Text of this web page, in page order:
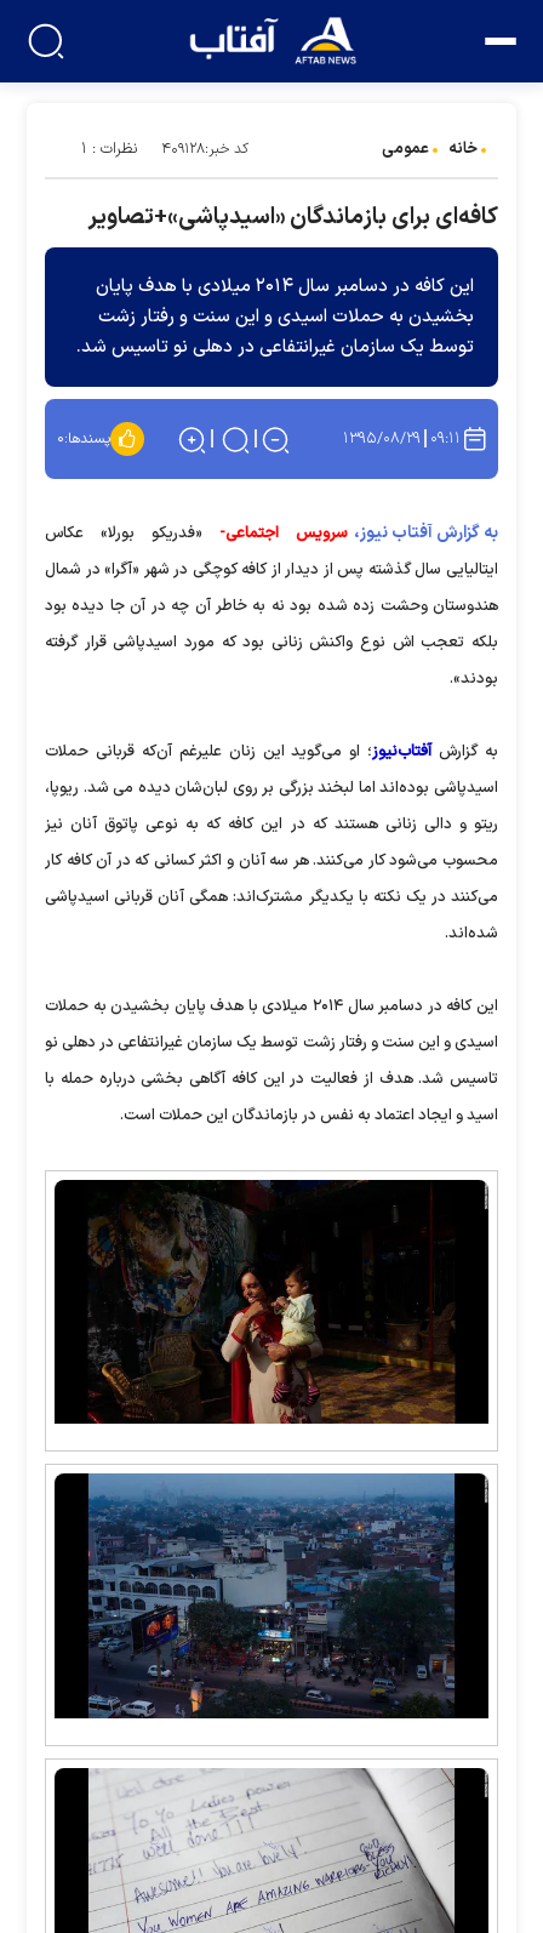
خانه عمومی کد خبر:۴۰۹۱۲۸ نظرات : ۱
کافه‌ای برای بازماندگان «اسیدپاشی»+تصاویر
این کافه در دسامبر سال ۲۰۱۴ میلادی با هدف پایان
بخشیدن به حملات اسیدی و این سنت و رفتار زشت
توسط یک سازمان غیر‌انتفاعی در دهلی نو تاسیس شد.
۰۹:۱۱ ۱۳۹۵/۰۸/۲۹ پسندها:۰
به گزارش آفتاب نیوز، سرویس اجتماعی- «فدریکو بورلا» عکاس
ایتالیایی سال گذشته پس از دیدار از کافه کوچگی در شهر «آگرا» در شمال
هندوستان وحشت زده شده بود نه به خاطر آن چه در آن جا دیده بود
بلکه تعجب اش نوع واکنش زنانی بود که مورد اسیدپاشی قرار گرفته
بودند».
به گزارشآفتاب‌نیوز؛ او می‌گوید این زنان علیرغم آن‌که قربانی حملات
اسیدپاشی بوده‌اند اما لبخند بزرگی بر روی لبان‌شان دیده می ‌شد. ریوپا،
ریتو و دالی زنانی هستند که در این کافه که به نوعی پاتوق آنان نیز
محسوب می‌شود کار می‌کنند. هر سه آنان و اکثر کسانی که در آن کافه کار
می‌کنند در یک نکته با یکدیگر مشترک‌اند: همگی آنان قربانی اسیدپاشی
شده‌اند.
این کافه در دسامبر سال ۲۰۱۴ میلادی با هدف پایان بخشیدن به حملات
اسیدی و این سنت و رفتار زشت توسط یک سازمان غیر‌انتفاعی در دهلی نو
تاسیس شد. هدف از فعالیت در این کافه آگاهی بخشی درباره حمله با
اسید و ایجاد اعتماد به نفس در بازماندگان این حملات است.